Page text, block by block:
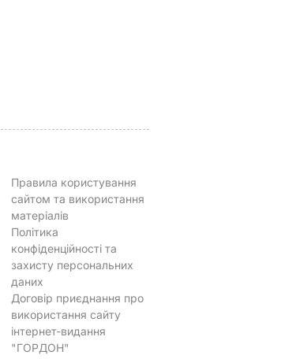
Правила користування
сайтом та використання
матеріалів
Політика
конфіденційності та
захисту персональних
даних
Договір приєднання про
використання сайту
інтернет-видання
"ГОРДОН"